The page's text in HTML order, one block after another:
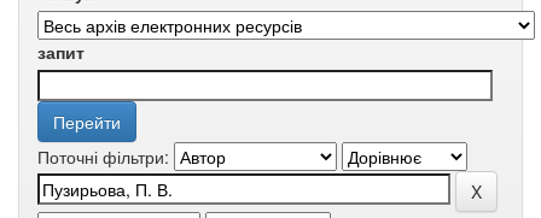
запит
Поточні фільтри: